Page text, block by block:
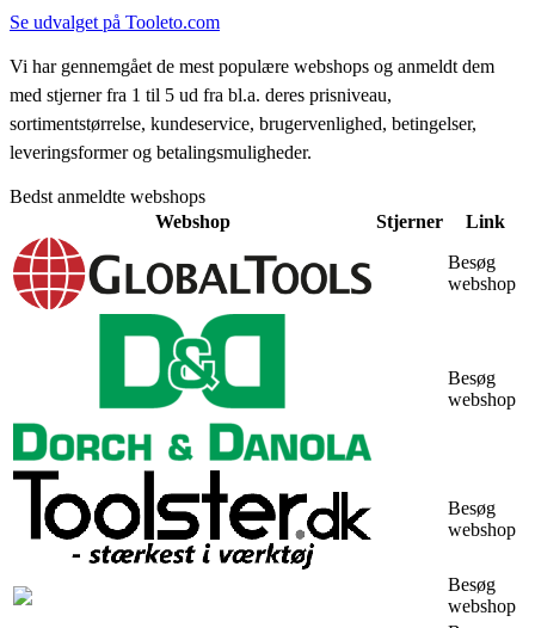
Se udvalget på Tooleto.com
Vi har gennemgået de mest populære webshops og anmeldt dem
med stjerner fra 1 til 5 ud fra bl.a. deres prisniveau,
sortimentstørrelse, kundeservice, brugervenlighed, betingelser,
leveringsformer og betalingsmuligheder.
Bedst anmeldte webshops
Webshop
Stjerner
Link
Besøg
webshop
Besøg
webshop
Besøg
webshop
Besøg
webshop